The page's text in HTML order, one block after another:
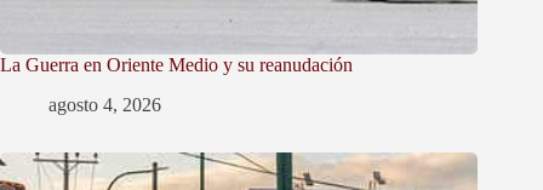
La Guerra en Oriente Medio y su reanudación
agosto 4, 2026